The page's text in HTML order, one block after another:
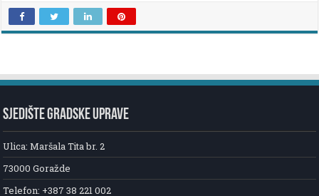
SJEDIŠTE GRADSKE UPRAVE
Ulica: Maršala Tita br. 2
73000 Goražde
Telefon: +387 38 221 002